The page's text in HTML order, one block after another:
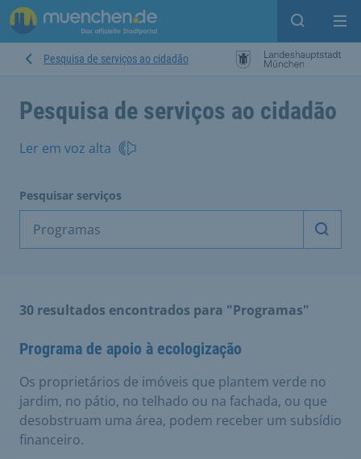
Open
Pesquisa de serviços ao cidadão
Pesquisa de serviços ao cidadão
Ler em voz alta
Pesquisar serviços
30 resultados encontrados para "Programas"
Programa de apoio à ecologização
Os proprietários de imóveis que plantem verde no
jardim, no pátio, no telhado ou na fachada, ou que
desobstruam uma área, podem receber um subsídio
financeiro.